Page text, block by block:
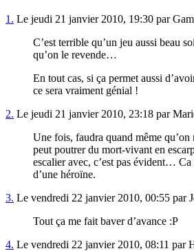
1. Le jeudi 21 janvier 2010, 19:30 par
C’est terrible qu’un jeu aussi beau
qu’on le revende…
En tout cas, si ça permet aussi
ce sera vraiment génial !
2. Le jeudi 21 janvier 2010, 23:18 par
Une fois, faudra quand même qu’on
peut poutrer du mort-vivant en
escalier avec, c’est pas évident…
d’une héroïne.
3. Le vendredi 22 janvier 2010, 00:55 par
Tout ça me fait baver d’avance :P
4. Le vendredi 22 janvier 2010, 08:11 par